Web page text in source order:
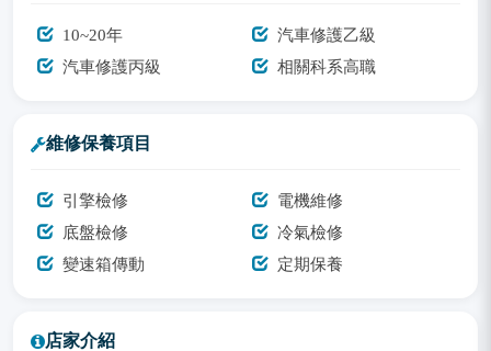
10~20年
汽車修護乙級
汽車修護丙級
相關科系高職
維修保養項目
引擎檢修
電機維修
底盤檢修
冷氣檢修
變速箱傳動
定期保養
店家介紹